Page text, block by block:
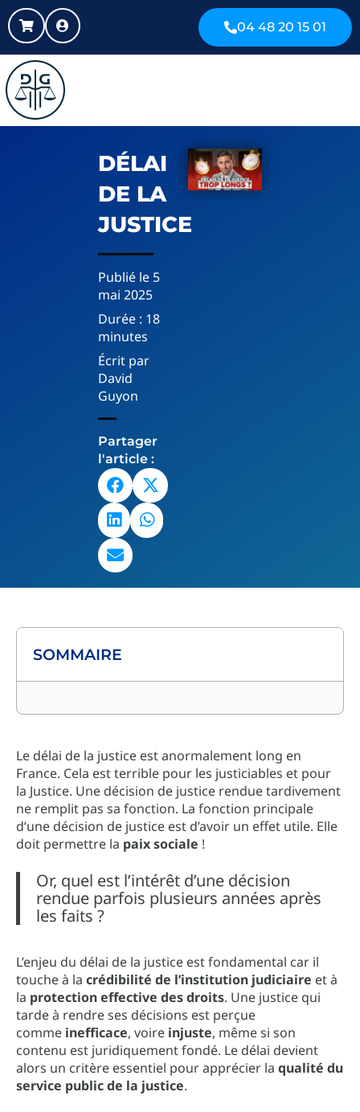
04 48 20 15 01
DÉLAI
DE LA
JUSTICE
Publié le 5
mai 2025
Durée : 18
minutes
Écrit par
David
Guyon
Partager
l'article :
SOMMAIRE
Le délai de la justice est anormalement long en
France. Cela est terrible pour les justiciables et pour
la Justice. Une décision de justice rendue tardivement
ne remplit pas sa fonction. La fonction principale
d’une décision de justice est d’avoir un effet utile. Elle
doit permettre la paix sociale !
Or, quel est l’intérêt d’une décision
rendue parfois plusieurs années après
les faits ?
L’enjeu du délai de la justice est fondamental car il
touche à la crédibilité de l’institution judiciaire et à
la protection effective des droits. Une justice qui
tarde à rendre ses décisions est perçue
comme inefficace, voire injuste, même si son
contenu est juridiquement fondé. Le délai devient
alors un critère essentiel pour apprécier la qualité du
service public de la justice.